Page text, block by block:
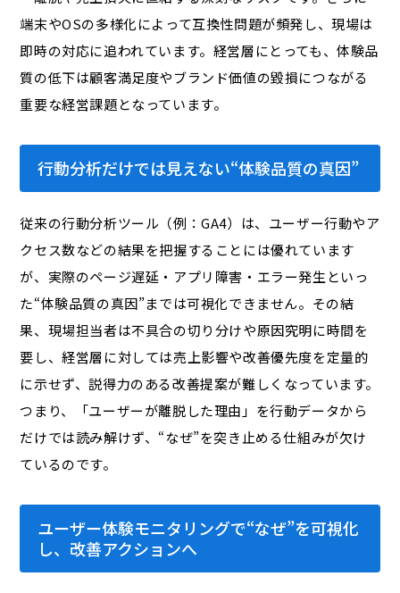
端末やOSの多様化によって互換性問題が頻発し、現場は
即時の対応に追われています。経営層にとっても、体験品
質の低下は顧客満足度やブランド価値の毀損につながる
重要な経営課題となっています。
行動分析だけでは見えない“体験品質の真因”
従来の行動分析ツール（例：GA4）は、ユーザー行動やア
クセス数などの結果を把握することには優れています
が、実際のページ遅延・アプリ障害・エラー発生といっ
た“体験品質の真因”までは可視化できません。その結
果、現場担当者は不具合の切り分けや原因究明に時間を
要し、経営層に対しては売上影響や改善優先度を定量的
に示せず、説得力のある改善提案が難しくなっています。
つまり、「ユーザーが離脱した理由」を行動データから
だけでは読み解けず、“なぜ”を突き止める仕組みが欠け
ているのです。
ユーザー体験モニタリングで“なぜ”を可視化
し、改善アクションへ